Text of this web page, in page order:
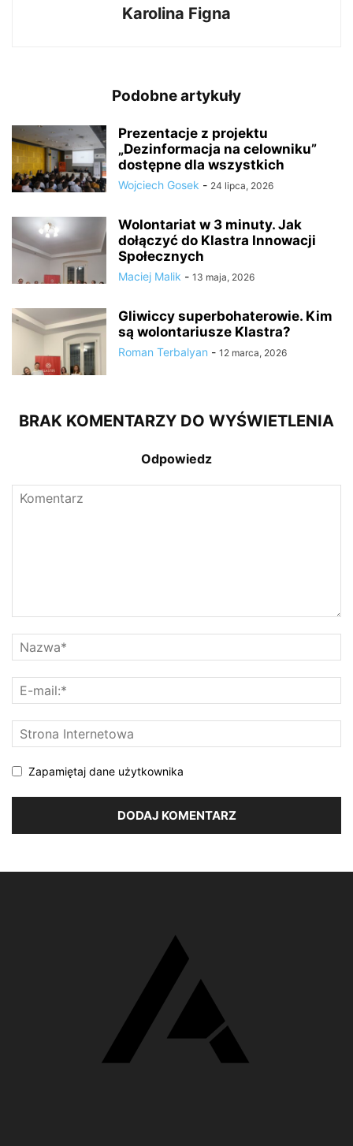
Karolina Figna
Podobne artykuły
Prezentacje z projektu
„Dezinformacja na celowniku”
dostępne dla wszystkich
Wojciech Gosek - 24 lipca, 2026
Wolontariat w 3 minuty. Jak
dołączyć do Klastra Innowacji
Społecznych
Maciej Malik - 13 maja, 2026
Gliwiccy superbohaterowie. Kim
są wolontariusze Klastra?
Roman Terbalyan - 12 marca, 2026
BRAK KOMENTARZY DO WYŚWIETLENIA
Odpowiedz
Zapamiętaj dane użytkownika